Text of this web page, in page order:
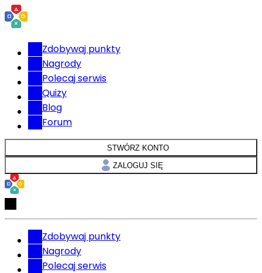
Zdobywaj punkty
Nagrody
Polecaj serwis
Quizy
Blog
Forum
STWÓRZ KONTO
ZALOGUJ SIĘ
Zdobywaj punkty
Nagrody
Polecaj serwis